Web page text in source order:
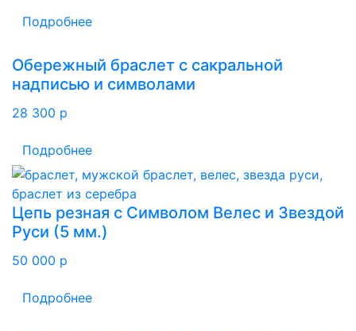
Подробнее
Обережный браслет с сакральной
надписью и символами
28 300 p
Подробнее
Цепь резная с Символом Велес и Звездой
Руси (5 мм.)
50 000 p
Подробнее